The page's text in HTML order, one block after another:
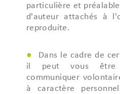
particulière et
d'auteur attachés à
reproduite.
Dans le cadre de
il peut vous être
communiquer
à caractère